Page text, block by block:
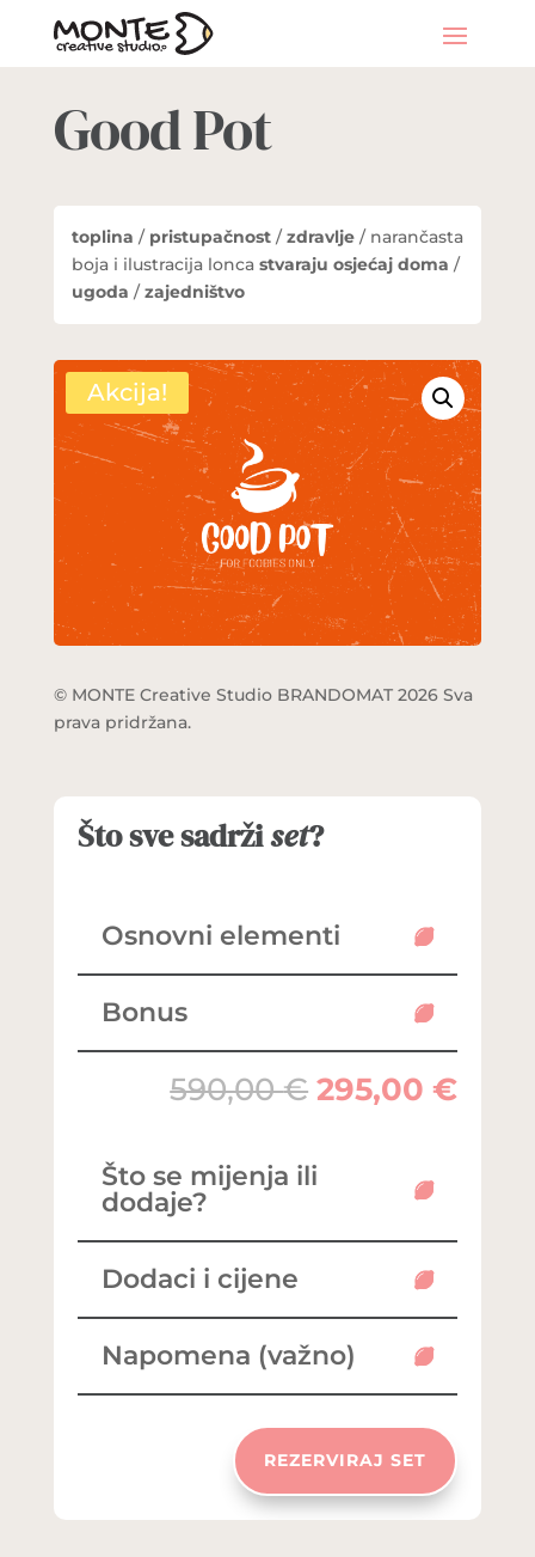
Good Pot
toplina / pristupačnost/zdravlje/ narančasta
boja i ilustracija lonca stvaraju osjećaj doma /
ugoda /zajedništvo
Akcija!
© MONTE Creative Studio BRANDOMAT 2026 Sva
prava pridržana.
Što sve sadržiset?
Osnovni elementi
Bonus
590,00€ Izvorna
cijena
je:
590,00 €.
295,00€
Što se mijenja ili
dodaje?
Dodaci i cijene
Napomena (važno)
REZERVIRAJ SET